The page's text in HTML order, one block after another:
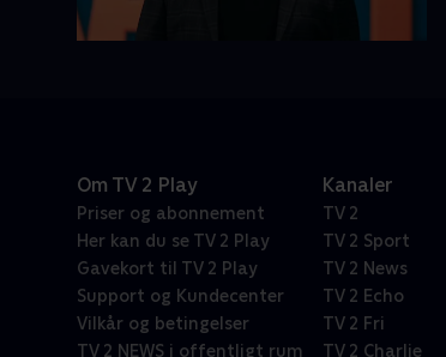
Om TV 2 Play
Priser og abonnement
Her kan du se TV 2 Play
Gavekort til TV 2 Play
Support og Kundecenter
Vilkår og betingelser
TV 2 NEWS i offentligt rum
Kanaler
TV 2
TV 2 Sport
TV 2 News
TV 2 Echo
TV 2 Fri
TV 2 Charlie